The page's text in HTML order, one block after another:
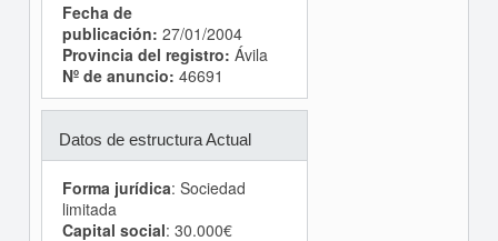
Fecha de
publicación: 27/01/2004
Provincia del registro: Ávila
Nº de anuncio: 46691
Datos de estructura Actual
Forma jurídica: Sociedad
limitada
Capital social: 30.000€